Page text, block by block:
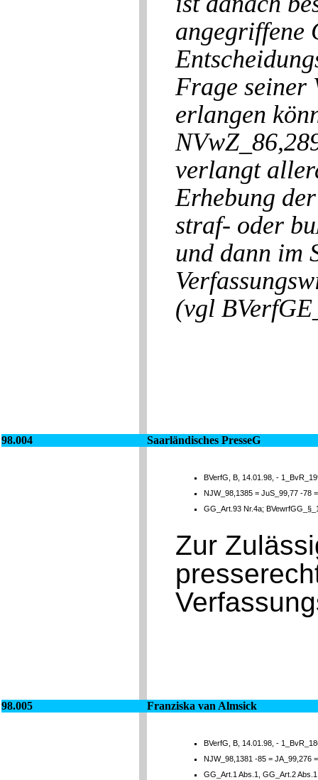
angegriffene
Frage seiner
erlangen
verlangt
Erhebung
straf- oder
und dann im
(vgl
98.004 Saarländisches PresseG
BVerfG, B, 14.01.98, -
NJW_98,1385 = JuS_99,77 -78
GG_Art.93 Nr.4a;
Zur
98.005 Franziska van Almsick
BVerfG, B, 14.01.98, -
NJW_98,1381 -85 = JA_99,276
GG_Art.1 Abs.1, GG_Art.2